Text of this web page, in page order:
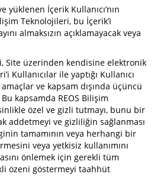
yüklenen İçerik Kullanıcı’nın
Teknolojileri, bu İçerik’i
almaksızın açıklamayacak veya
Site üzerinden kendisine elektronik
Kullanıcılar ile yaptığı Kullanıcı
ve kapsam dışında üçüncü
kapsamda REOS Bilişim
özel ve gizli tutmayı, bunu bir
addetmeyi ve gizliliğin sağlanması
tamamının veya herhangi bir
veya yetkisiz kullanımını
önlemek için gerekli tüm
özeni göstermeyi taahhüt